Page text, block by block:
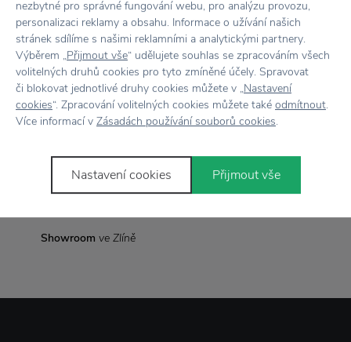
Vše skladem, odesíláme ihned
Vrácení zbožído 30 dnů
Showroom ve Zlíně
Objem
Rozměr Šířka 21 cm x výška 16 cm
nezbytné pro správné fungování webu, pro analýzu provozu,
personalizaci reklamy a obsahu. Informace o užívání našich
stránek sdílíme s našimi reklamními a analytickými partnery.
Výběrem „Přijmout vše“ udělujete souhlas se zpracováním všech
volitelných druhů cookies pro tyto zmíněné účely. Spravovat
či blokovat jednotlivé druhy cookies můžete v „Nastavení
cookies“. Zpracování volitelných cookies můžete také odmítnout.
Více informací v Zásadách používání souborů cookies.
Nastavení cookies Přijmout vše